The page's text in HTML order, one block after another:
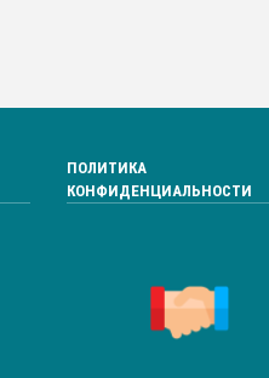
ПОЛИТИКА
КОНФИДЕНЦИАЛЬНОСТИ